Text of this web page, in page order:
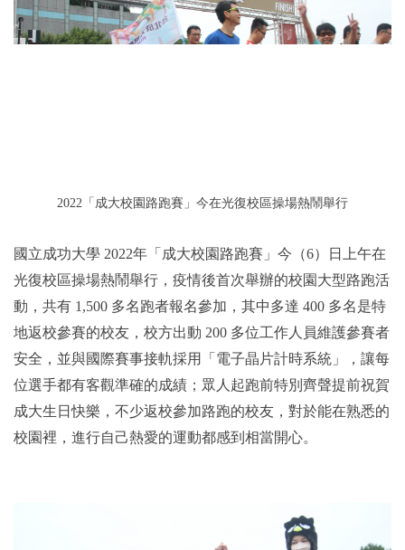
2022「成大校園路跑賽」今在光復校區操場熱鬧舉行
國立成功大學 2022年「成大校園路跑賽」今（6）日上午在
光復校區操場熱鬧舉行，疫情後首次舉辦的校園大型路跑活
動，共有 1,500 多名跑者報名參加，其中多達 400 多名是特
地返校參賽的校友，校方出動 200 多位工作人員維護參賽者
安全，並與國際賽事接軌採用「電子晶片計時系統」，讓每
位選手都有客觀準確的成績；眾人起跑前特別齊聲提前祝賀
成大生日快樂，不少返校參加路跑的校友，對於能在熟悉的
校園裡，進行自己熱愛的運動都感到相當開心。